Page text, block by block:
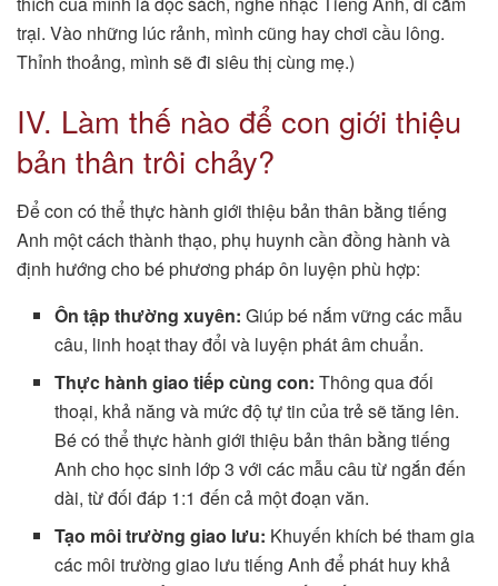
trại. Vào những lúc rảnh, mình cũng hay chơi cầu lông.
Thỉnh thoảng, mình sẽ đi siêu thị cùng mẹ.)
IV. Làm thế nào để con giới thiệu
bản thân trôi chảy?
Để con có thể thực hành giới thiệu bản thân bằng tiếng
Anh một cách thành thạo, phụ huynh cần đồng hành và
định hướng cho bé phương pháp ôn luyện phù hợp:
Ôn tập thường xuyên: Giúp bé nắm vững các mẫu
câu, linh hoạt thay đổi và luyện phát âm chuẩn.
Thực hành giao tiếp cùng con: Thông qua đối
thoại, khả năng và mức độ tự tin của trẻ sẽ tăng lên.
Bé có thể thực hành giới thiệu bản thân bằng tiếng
Anh cho học sinh lớp 3 với các mẫu câu từ ngắn đến
dài, từ đối đáp 1:1 đến cả một đoạn văn.
Tạo môi trường giao lưu: Khuyến khích bé tham gia
các môi trường giao lưu tiếng Anh để phát huy khả